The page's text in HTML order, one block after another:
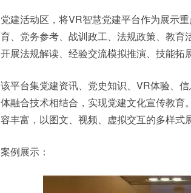
党建活动区，将VR智慧党建平台作为展示
育、党务参考、战训政工、法规政策、教育
开展法规解读、经验交流模拟推演、技能拓
该平台集党建资讯、党史知识、VR体验、
体融合技术相结合，实现党建文化宣传教
容丰富，以图文、视频、虚拟交互的多样式
案例展示：